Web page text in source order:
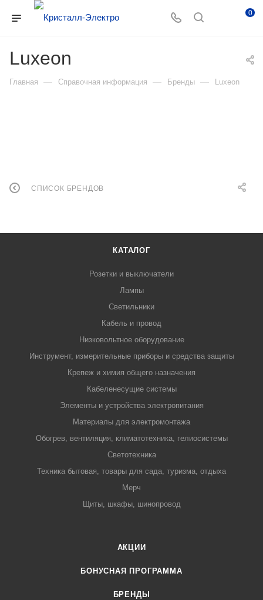
0
Luxeon
Главная — Справочная информация — Бренды — Luxeon
СПИСОК БРЕНДОВ
КАТАЛОГ
Розетки и выключатели
Лампы
Светильники
Кабель и провод
Низковольтное оборудование
Инструмент, измерительные приборы и средства защиты
Крепеж и химия общего назначения
Кабеленесущие системы
Элементы и устройства электропитания
Материалы для электромонтажа
Обогрев, вентиляция, климатотехника, гелиосистемы
Светотехника
Техника бытовая, товары для сада, туризма, отдыха
Мерч
Щиты, шкафы, шинопровод
АКЦИИ
БОНУСНАЯ ПРОГРАММА
БРЕНДЫ